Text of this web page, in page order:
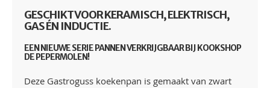
GESCHIKT VOOR KERAMISCH, ELEKTRISCH,
GAS ÉN INDUCTIE.
EEN NIEUWE SERIE PANNEN VERKRIJGBAAR BIJ KOOKSHOP
DE PEPERMOLEN!
Deze Gastroguss koekenpan is gemaakt van zwart